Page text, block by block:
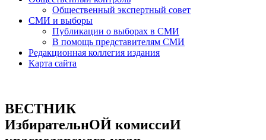
Общественный экспертный совет
СМИ и выборы
Публикации о выборах в СМИ
В помощь представителям СМИ
Редакционная коллегия издания
Карта сайта
ВЕСТНИК
ИзбирательнОЙ комиссиИ